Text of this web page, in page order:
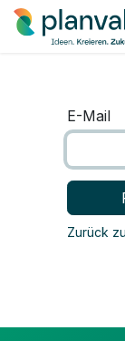
Zum Inhalt
E-Mail
Zurück